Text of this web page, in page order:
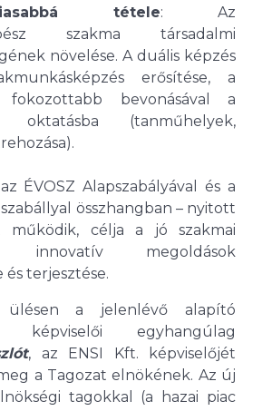
tétele: Az
szakma társadalmi
növelése. A duális képzés
erősítése, a
fokozottabb bevonásával a
oktatásba (tanműhelyek,
ÉVOSZ Alapszabályával és a
összhangban – nyitott
működik, célja a jó szakmai
innovatív megoldások
és terjesztése.
a jelenlévő alapító
képviselői egyhangúlag
, az ENSI Kft. képviselőjét
a Tagozat elnökének. Az új
tagokkal (a hazai piac